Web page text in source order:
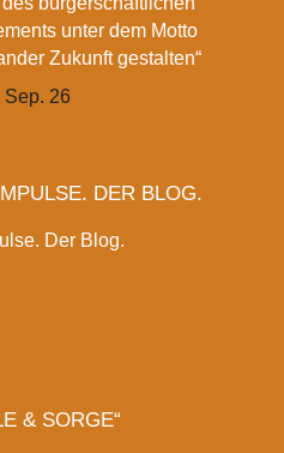
unter dem Motto
Zukunft gestalten“
Sep. 26
DER BLOG.
& SORGE“